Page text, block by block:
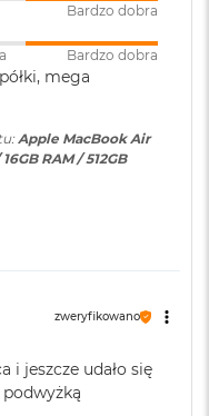
LED, w
przy 224 pikselach na
Center Stage z
Widok blatu
ładowania
4
Bardzo dobra
Bardzo dobra
mega
Apple MacBook Air
RAM / 512GB
zweryfikowano
i jeszcze udało się